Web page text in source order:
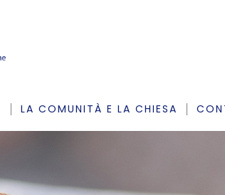
LA COMUNITÀ E LA CHIESA